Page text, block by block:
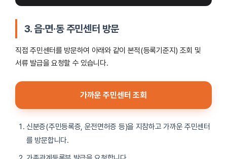
3.읍·면·동 주민센터 방문
직접 주민센터를 방문하여 아래와 같이 본적(등록기준지) 조회 및
서류 발급을 요청할 수 있습니다.
가까운 주민센터 조회
신분증(주민등록증, 운전면허증 등)을 지참하고 가까운 주민센터
를 방문합니다.